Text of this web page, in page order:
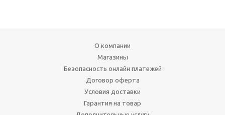
О компании
Магазины
Безопасность онлайн платежей
Договор оферта
Условия доставки
Гарантия на товар